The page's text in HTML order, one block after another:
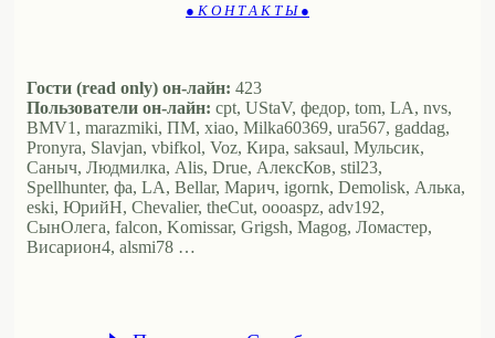
● К О Н Т А К Т Ы ●
Гости (read only) он-лайн: 423
Пользователи он-лайн: cpt, UStaV, федор, tom, LA, nvs,
BMV1, marazmiki, ПМ, xiao, Milka60369, ura567, gaddag,
Pronyra, Slavjan, vbifkol, Voz, Кира, saksaul, Мульсик,
Саныч, Людмилка, Alis, Drue, АлексКов, stil23,
Spellhunter, фа, LA, Bellar, Марич, igornk, Demolisk, Алька,
eski, ЮрийН, Chevalier, theCut, oooaspz, adv192,
СынОлега, falcon, Komissar, Grigsh, Magog, Ломастер,
Висариoн4, alsmi78 …